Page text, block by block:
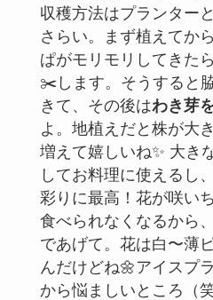
収穫方法はプランター
さらい。まず植えてか
ぱがモリモリしてきた
✂️します。そうすると
きて、その後はわき芽
よ。地植えだと株が大
増えて嬉しいね✨ 大き
してお料理に使えるし
彩りに最高！花が咲い
食べられなくなるから
であげて。花は白〜薄
んだけどね🌼アイスプ
から悩ましいところ（